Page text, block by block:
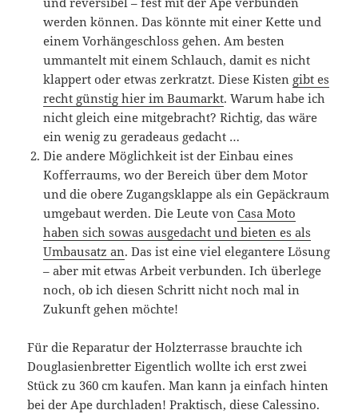
werden können. Das könnte mit einer Kette und
einem Vorhängeschloss gehen. Am besten
ummantelt mit einem Schlauch, damit es nicht
klappert oder etwas zerkratzt. Diese Kisten gibt es
recht günstig hier im Baumarkt. Warum habe ich
nicht gleich eine mitgebracht? Richtig, das wäre
ein wenig zu geradeaus gedacht …
Die andere Möglichkeit ist der Einbau eines
Kofferraums, wo der Bereich über dem Motor
und die obere Zugangsklappe als ein Gepäckraum
umgebaut werden. Die Leute vonCasa Moto
haben sich sowas ausgedacht und bieten es als
Umbausatz an. Das ist eine viel elegantere Lösung
– aber mit etwas Arbeit verbunden. Ich überlege
noch, ob ich diesen Schritt nicht noch mal in
Zukunft gehen möchte!
Für die Reparatur der Holzterrasse brauchte ich
Douglasienbretter Eigentlich wollte ich erst zwei
Stück zu 360 cm kaufen. Man kann ja einfach hinten
bei der Ape durchladen! Praktisch, diese Calessino.